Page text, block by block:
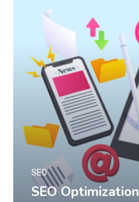
SEO Optimization
SEO